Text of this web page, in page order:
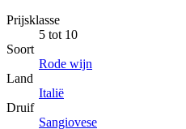
Prijsklasse
5 tot 10
Soort
Rode wijn
Land
Italië
Druif
Sangiovese